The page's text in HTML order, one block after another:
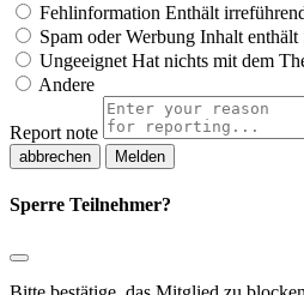
Fehlinformation Enthält
Spam oder Werbung Inhalt enthält
Ungeeignet Hat nichts mit dem
Andere
Report note
Melden
Sperre Teilnehmer?